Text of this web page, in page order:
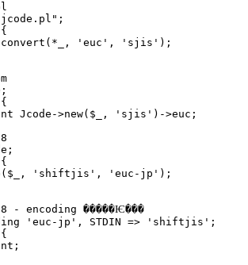
'euc', 'sjis');
Jcode->new($_, 'sjis')->euc;
'shiftjis', 'euc-jp');
- encoding �����Ѥ���
'euc-jp', STDIN => 'shiftjis';